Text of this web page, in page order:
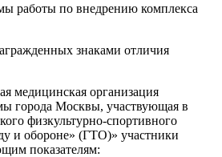
работы по внедрению комплекса
знаками отличия
медицинская организация
города Москвы, участвующая в
физкультурно-спортивного
и обороне» (ГТО)» участники
показателям: